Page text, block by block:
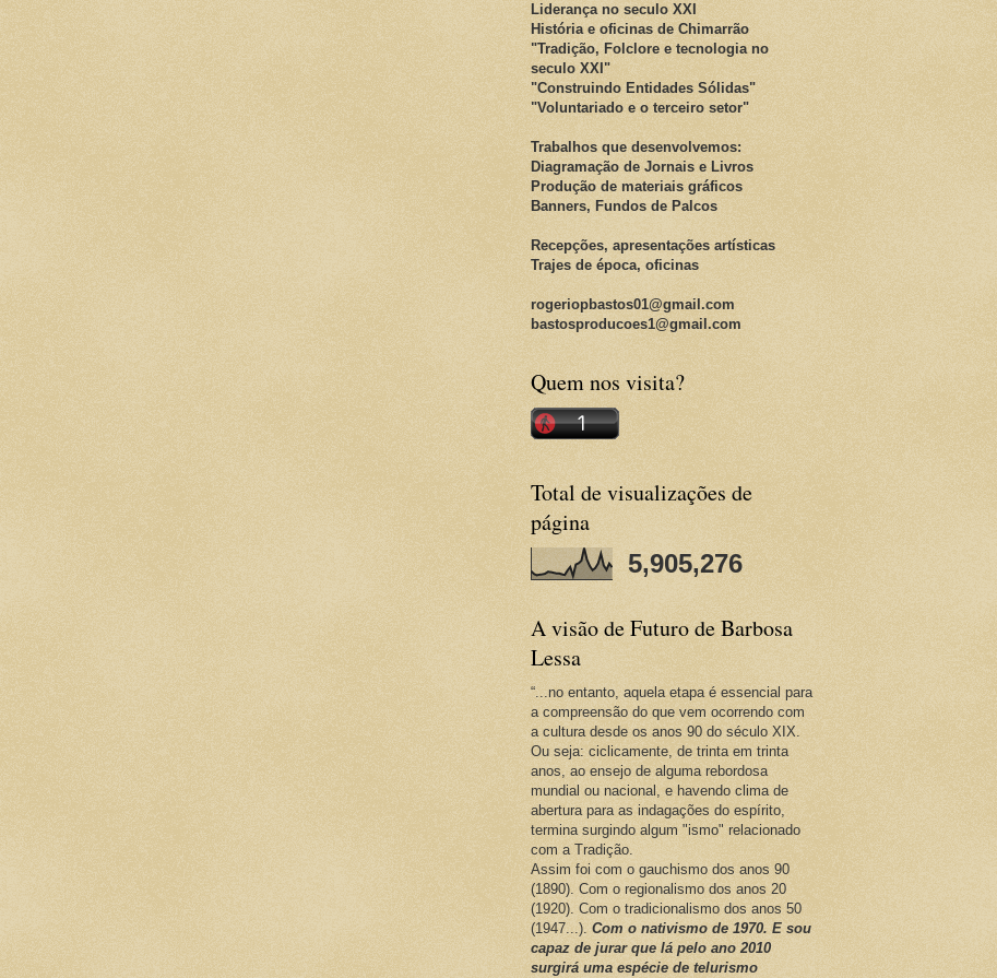
Liderança no seculo XXI
História e oficinas de Chimarrão
"Tradição, Folclore e tecnologia no
seculo XXI"
"Construindo Entidades Sólidas"
"Voluntariado e o terceiro setor"
Trabalhos que desenvolvemos:
Diagramação de Jornais e Livros
Produção de materiais gráficos
Banners, Fundos de Palcos
Recepções, apresentações artísticas
Trajes de época, oficinas
rogeriopbastos01@gmail.com
bastosproducoes1@gmail.com
Quem nos visita?
Total de visualizações de
página
5,905,276
A visão de Futuro de Barbosa
Lessa
“...no entanto, aquela etapa é essencial para
a compreensão do que vem ocorrendo com
a cultura desde os anos 90 do século XIX.
Ou seja: ciclicamente, de trinta em trinta
anos, ao ensejo de alguma rebordosa
mundial ou nacional, e havendo clima de
abertura para as indagações do espírito,
termina surgindo algum "ismo" relacionado
com a Tradição.
Assim foi com o gauchismo dos anos 90
(1890). Com o regionalismo dos anos 20
(1920). Com o tradicionalismo dos anos 50
(1947...). Com o nativismo de 1970. E sou
capaz de jurar que lá pelo ano 2010
surgirá uma espécie de telurismo